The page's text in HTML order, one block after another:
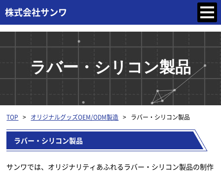
ラバー・シリコン製品
TOP > オリジナルグッズOEM/ODM製造 > ラバー・シリコン製品
ラバー・シリコン製品
サンワでは、オリジナリティあふれるラバー・シリコン製品の制作